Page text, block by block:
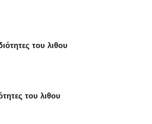
του λιθου
του λιθου